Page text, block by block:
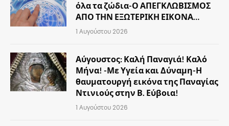
όλα τα ζώδια-Ο ΑΠΕΓΚΛΩΒΙΣΜΟΣ
ΑΠΟ ΤΗΝ ΕΞΩΤΕΡΙΚΗ ΕΙΚΟΝΑ…
1 Αυγούστου 2026
Αύγουστος: Καλή Παναγιά! Καλό
Μήνα! -Με Υγεία και Δύναμη-Η
θαυματουργή εικόνα της Παναγίας
Ντινιούς στην Β. Εύβοια!
1 Αυγούστου 2026